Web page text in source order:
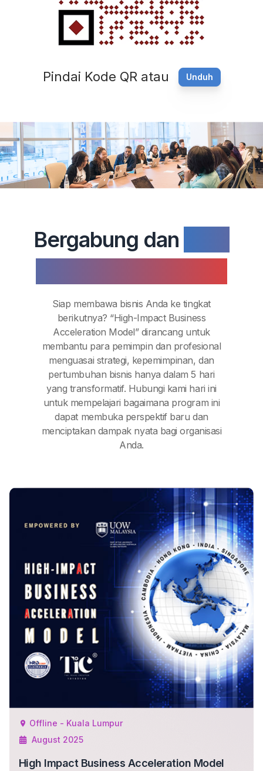
Pindai Kode QR atau Unduh
Bergabung dan
Siap membawa bisnis Anda ke tingkat
berikutnya? “High-Impact Business
Acceleration Model” dirancang untuk
membantu para pemimpin dan profesional
menguasai strategi, kepemimpinan, dan
pertumbuhan bisnis hanya dalam 5 hari
yang transformatif. Hubungi kami hari ini
untuk mempelajari bagaimana program ini
dapat membuka perspektif baru dan
menciptakan dampak nyata bagi organisasi
Anda.
Offline - Kuala Lumpur
August 2025
High Impact Business Acceleration Model